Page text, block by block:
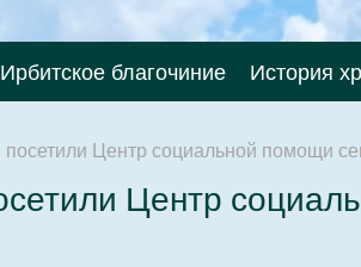
Ирбитское благочиние История
Центр социальной помощи
Центр